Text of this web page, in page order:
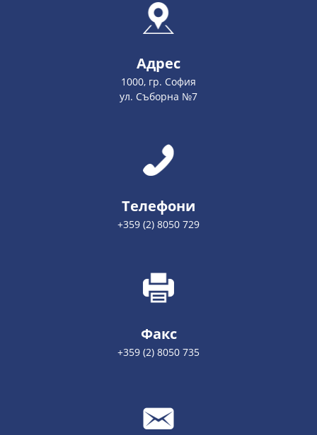
Адрес
1000, гр. София
ул. Съборна №7
Телефони
+359 (2) 8050 729
Факс
+359 (2) 8050 735